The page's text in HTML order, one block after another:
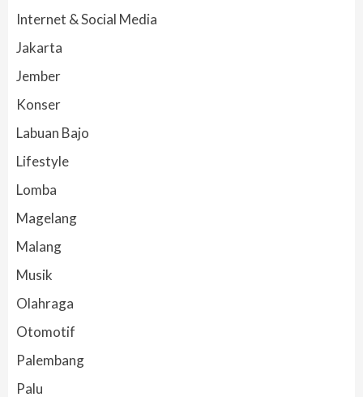
Internet & Social Media
Jakarta
Jember
Konser
Labuan Bajo
Lifestyle
Lomba
Magelang
Malang
Musik
Olahraga
Otomotif
Palembang
Palu